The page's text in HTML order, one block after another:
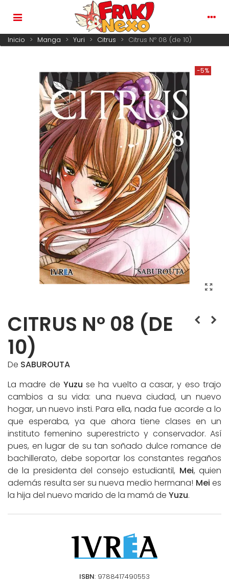
Inicio > Manga > Yuri > Citrus > Citrus Nº 08 (de 10)
-5%
CITRUS Nº 08 (DE
10)
De SABUROUTA
La madre de Yuzu se ha vuelto a casar, y eso trajo
cambios a su vida: una nueva ciudad, un nuevo
hogar, un nuevo insti. Para ella, nada fue acorde a lo
que esperaba, ya que ahora tiene clases en un
instituto femenino superestricto y conservador. Así
pues, en lugar de su tan soñado dulce romance de
bachillerato, debe soportar los constantes regaños
de la presidenta del consejo estudiantil, Mei, quien
además resulta ser su nueva medio hermana! Mei es
la hija del nuevo marido de la mamá de Yuzu.
ISBN: 9788417490553